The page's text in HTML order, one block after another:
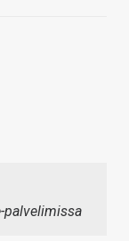
palvelimissa